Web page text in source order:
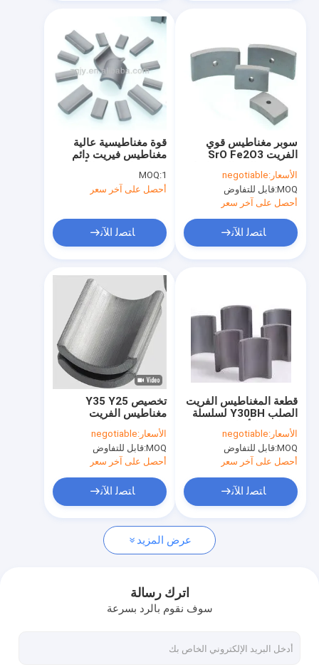
عرض الواقع الافتراضي
معلومات عنا
رقابة جودة
اطلب اقتباس
مغناطيس الفريت الدائم
مغناطيس الفريت متكلس
مغناطيس مصبوب بالحقن
المغناطيس الدائري الفريت
قوة مغناطيسية عالية
مغناطيس فيريت دائم
مغناطيسي دائم
MOQ:1
أحصل على آخر سعر
ﺎﺘﺼﻟ ﺍﻶﻧ
سوبر مغناطيس قوي
الفريت SrO Fe2O3
محرك معالجة السيراميك
الأسعار:negotiable
MOQ: قابل للتفاوض
أحصل على آخر سعر
ﺎﺘﺼﻟ ﺍﻶﻧ
تخصيص Y35 Y25
مغناطيس الفريت
Y30BH
الأسعار:negotiable
MOQ: قابل للتفاوض
أحصل على آخر سعر
ﺎﺘﺼﻟ ﺍﻶﻧ
قطعة المغناطيس الفريت
الصلب Y30BH لسلسلة
محركات الأدوات
الكهربائية 540
الأسعار:negotiable
MOQ: قابل للتفاوض
أحصل على آخر سعر
ﺎﺘﺼﻟ ﺍﻶﻧ
عرض المزيد
اترك رسالة
سوف نقوم بالرد بسرعة